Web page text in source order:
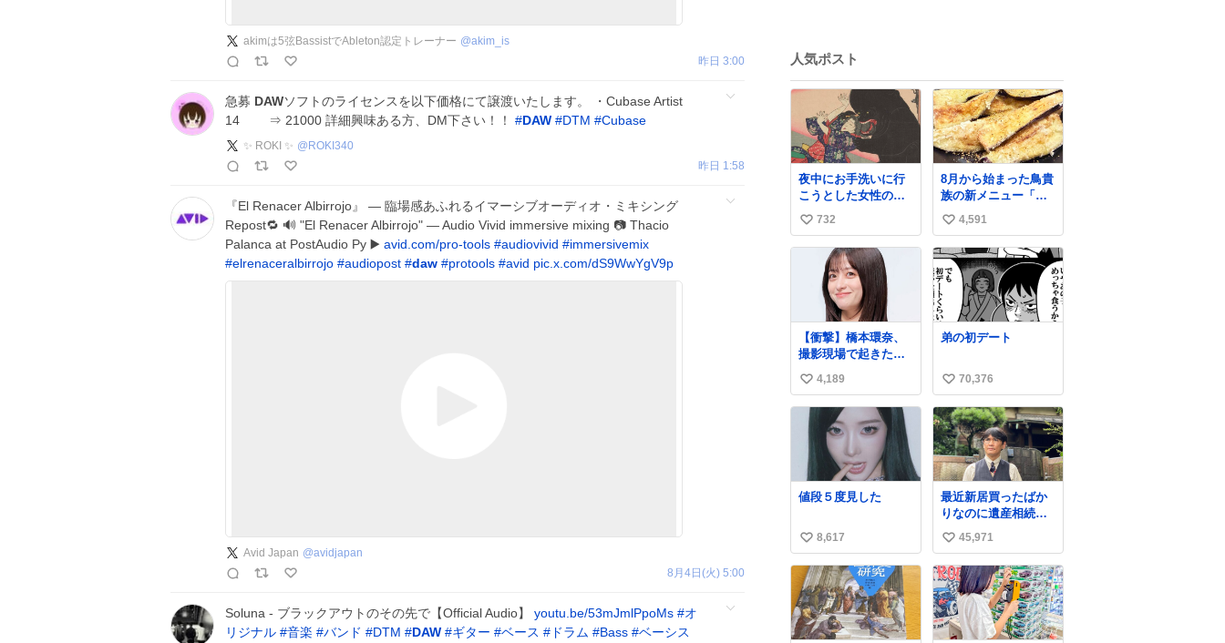
akimは5弦BassistでAbleton認定トレーナー @akim_is
昨日 3:00
急募 DAWソフトのライセンスを以下価格にて譲渡いたします。 ・Cubase Artist
14 ⇒ 21000 詳細興味ある方、DM下さい！！ #DAW #DTM #Cubase
✨ ROKI ✨ @ ROKI340
昨日 1:58
『El Renacer Albirrojo』 — 臨場感あふれるイマーシブオーディオ・ミキシング
Repost🔁 🔊 "El Renacer Albirrojo" — Audio Vivid immersive mixing 📷 Thacio
Palanca at PostAudio Py ▶️ avid.com/pro-tools #audiovivid #immersivemix
#elrenaceralbirrojo #audiopost #daw #protools #avid pic.x.com/dS9WwYgV9p
Avid Japan @avidjapan
8月4日(火) 5:00
Soluna - ブラックアウトのその先で【Official Audio】 youtu.be/53mJmlPpoMs #オ
リジナル #音楽 #バンド #DTM #DAW #ギター #ベース # ドラム #Bass #ベーシス
人気ポスト
夜中にお手洗いに行
こうとした女性の後
ろに突如現れ、髪の
毛にガブリと嚙みつ
いたのは、「髪切」
という真っ黒なモン
スター。顔をアップ
でみるとちょっと怖
い、正体不明のキャ
ラクターです。原宿
の太田記念美術館で
開催中の「アニマル
＆モンスター」展に
て8/23まで展示して
います。
い
い
732
8月から始まった鳥貴
族の新メニュー「フ
ライド茄子」がうま
すぎでした 信じ
て……
い
い
ね
数
4,591
【衝撃】橋本環奈、
撮影現場で起きた窃
盗事件を明かす「警
察が来てました」
news.livedoor.com/
article/detail… 橋本
は「撮影現場で照明
さんのケーブルが盗
まれて…。廃工場と
かで撮影してたんで
すけど。警察が来て
門家も「銅の価値が
上がってるんですよ
ね…」と反応した。
い
い
ね
4,189
弟の初デート
い
い
ね
数
70,376
値段５度見した
い
い
ね
数
8,617
最近新居買ったばか
りなのに遺産相続で
家もらっちゃった長
男
い
い
ね
数
45,971